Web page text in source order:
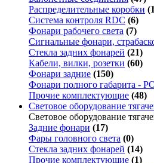
Распределительные коробки
Система контроля RDC (6)
Фонари рабочего света (7)
Сигнальные фонари,
Стекла задних фонарей (21)
Кабели, вилки, розетки (60)
Фонари задние (150)
Фонари полного габарита -
Прочие комплектующие (48)
Световое оборудование
Световое оборудование
Задние фонари (17)
Фары головного света (0)
Стекла задних фонарей (14)
Прочие комплектующие (1)